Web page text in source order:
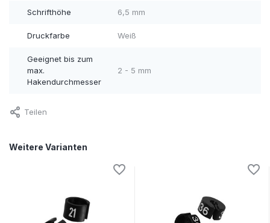
Schrifthöhe 6,5 mm
Druckfarbe Weiß
Geeignet bis zum
max.
Hakendurchmesser
2 - 5 mm
Teilen
Weitere Varianten